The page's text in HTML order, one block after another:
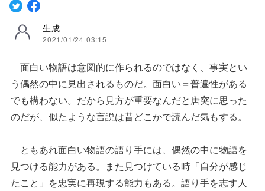
生成
2021/01/24 03:15
面白い物語は意図的に作られるのではなく、事実とい
う偶然の中に見出されるものだ。面白い＝普遍性がある
でも構わない。だから見方が重要なんだと唐突に思った
のだが、似たような言説は昔どこかで読んだ気もする。
ともあれ面白い物語の語り手には、偶然の中に物語を
見つける能力がある。また見つけている時「自分が感じ
たこと」を忠実に再現する能力もある。語り手を志す人